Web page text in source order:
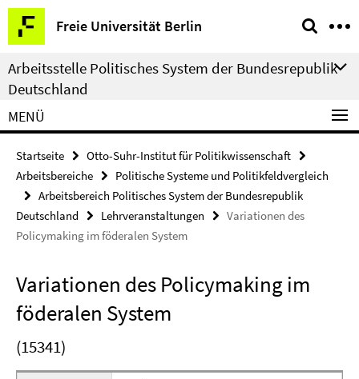
Springe
direkt
zu
Inhalt
Freie Universität Berlin
Service-
Navigation
Arbeitsstelle Politisches System der Bundesrepublik
Deutschland
MENÜ
Startseite
Otto-Suhr-Institut für Politikwissenschaft
Arbeitsbereiche
Politische Systeme und Politikfeldvergleich
Arbeitsbereich Politisches System der Bundesrepublik
Deutschland
Lehrveranstaltungen
Variationen des
Policymaking im föderalen System
Variationen des Policymaking im
föderalen System
(15341)